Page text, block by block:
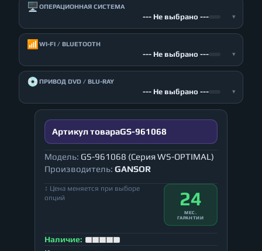
🖥️ ОПЕРАЦИОННАЯ СИСТЕМА
--- Не выбрано --- ▾
📶 WI-FI / BLUETOOTH
--- Не выбрано --- ▾
💿ПРИВОД DVD / BLU-RAY
--- Не выбрано --- ▾
Артикул товараGS-961068
Модель: GS-961068 (Серия WS-OPTIMAL)
Производитель: GANSOR
↕ Цена меняется при выборе
опций
24
МЕС.
ГАРАНТИИ
Наличие: